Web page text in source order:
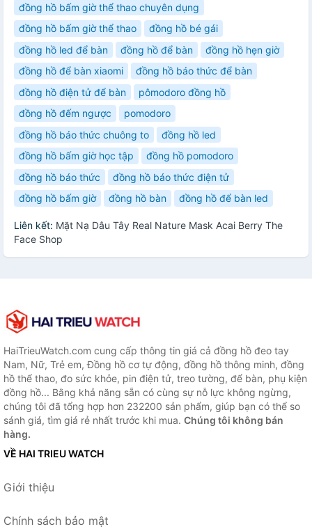
đồng hồ bấm giờ thể thao chuyên dụng
đồng hồ bấm giờ thể thao
đồng hồ bé gái
đồng hồ led để bàn
đồng hồ để bàn
đồng hồ hẹn giờ
đồng hồ để bàn xiaomi
đồng hồ báo thức để bàn
đồng hồ điện tử để bàn
pômodoro đồng hồ
đồng hồ đếm ngược
pomodoro
đồng hồ báo thức chuông to
đồng hồ led
đồng hồ bấm giờ học tập
đồng hồ pomodoro
đồng hồ báo thức
đồng hồ báo thức điện tử
đồng hồ bấm giờ
đồng hồ bàn đồng hồ để bàn led
Liên kết: Mặt Nạ Dâu Tây Real Nature Mask Acai Berry The
Face Shop
HaiTrieuWatch.com cung cấp thông tin giá cả đồng hồ đeo tay
Nam, Nữ, Trẻ em, Đồng hồ cơ tự động, đồng hồ thông minh, đồng
hồ thể thao, đo sức khỏe, pin điện tử, treo tường, để bàn, phụ kiện
đồng hồ... Bằng khả năng sẵn có cùng sự nỗ lực không ngừng,
chúng tôi đã tổng hợp hơn 232200 sản phẩm, giúp bạn có thể so
sánh giá, tìm giá rẻ nhất trước khi mua. Chúng tôi không bán
hàng.
VỀ HAI TRIEU WATCH
Giới thiệu
Chính sách bảo mật